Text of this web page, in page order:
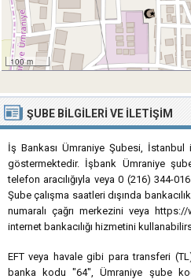
100 m
ŞUBE BILGILERI VE İLETIŞIM
İş Bankası Ümraniye Şubesi,
göstermektedir. İşbank Ümraniye
telefon aracılığıyla veya 0 (216) 344-
Şube çalışma saatleri dışında
numaralı çağrı merkezini veya
internet bankacılığı hizmetini
EFT veya havale gibi para transferi
banka kodu "64", Ümraniye şube